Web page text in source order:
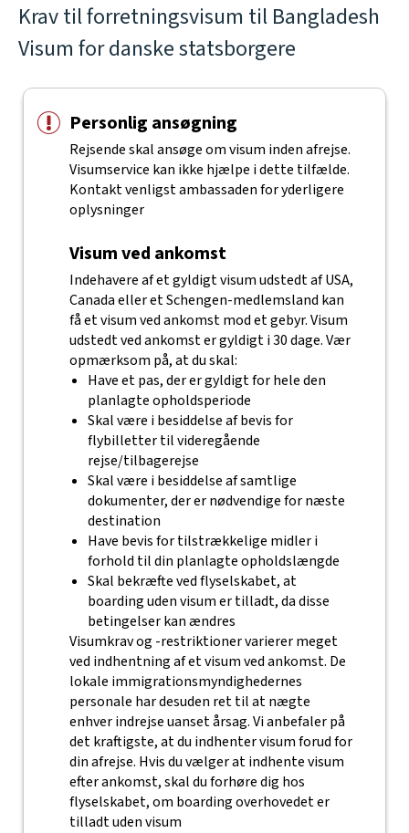
Krav til forretningsvisum til Bangladesh
Visum for danske statsborgere
Personlig ansøgning
Rejsende skal ansøge om visum inden afrejse.
Visumservice kan ikke hjælpe i dette tilfælde.
Kontakt venligst ambassaden for yderligere
oplysninger
Visum ved ankomst
Indehavere af et gyldigt visum udstedt af USA,
Canada eller et Schengen-medlemsland kan
få et visum ved ankomst mod et gebyr. Visum
udstedt ved ankomst er gyldigt i 30 dage. Vær
opmærksom på, at du skal:
Have et pas, der er gyldigt for hele den
planlagte opholdsperiode
Skal være i besiddelse af bevis for
flybilletter til videregående
rejse/tilbagerejse
Skal være i besiddelse af samtlige
dokumenter, der er nødvendige for næste
destination
Have bevis for tilstrækkelige midler i
forhold til din planlagte opholdslængde
Skal bekræfte ved flyselskabet, at
boarding uden visum er tilladt, da disse
betingelser kan ændres
Visumkrav og -restriktioner varierer meget
ved indhentning af et visum ved ankomst. De
lokale immigrationsmyndighedernes
personale har desuden ret til at nægte
enhver indrejse uanset årsag. Vi anbefaler på
det kraftigste, at du indhenter visum forud for
din afrejse. Hvis du vælger at indhente visum
efter ankomst, skal du forhøre dig hos
flyselskabet, om boarding overhovedet er
tilladt uden visum